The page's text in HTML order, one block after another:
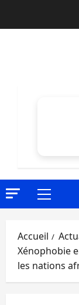
Menu
Accueil
Xénophobie
les nations